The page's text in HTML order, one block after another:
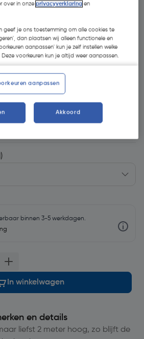
btw € 329,75
binnen 3-5 werkdagen.
In winkelwagen
en details
liefst 2 meter hoog, zo blijft de
over in onzeprivacyverklaring en
geef je ons toestemming om alle cookies te
dan plaatsen wij alleen functionele en
aanpassen' kun je zelf instellen welke
voorkeuren kun je altijd weer aanpassen.
aanpassen
Akkoord